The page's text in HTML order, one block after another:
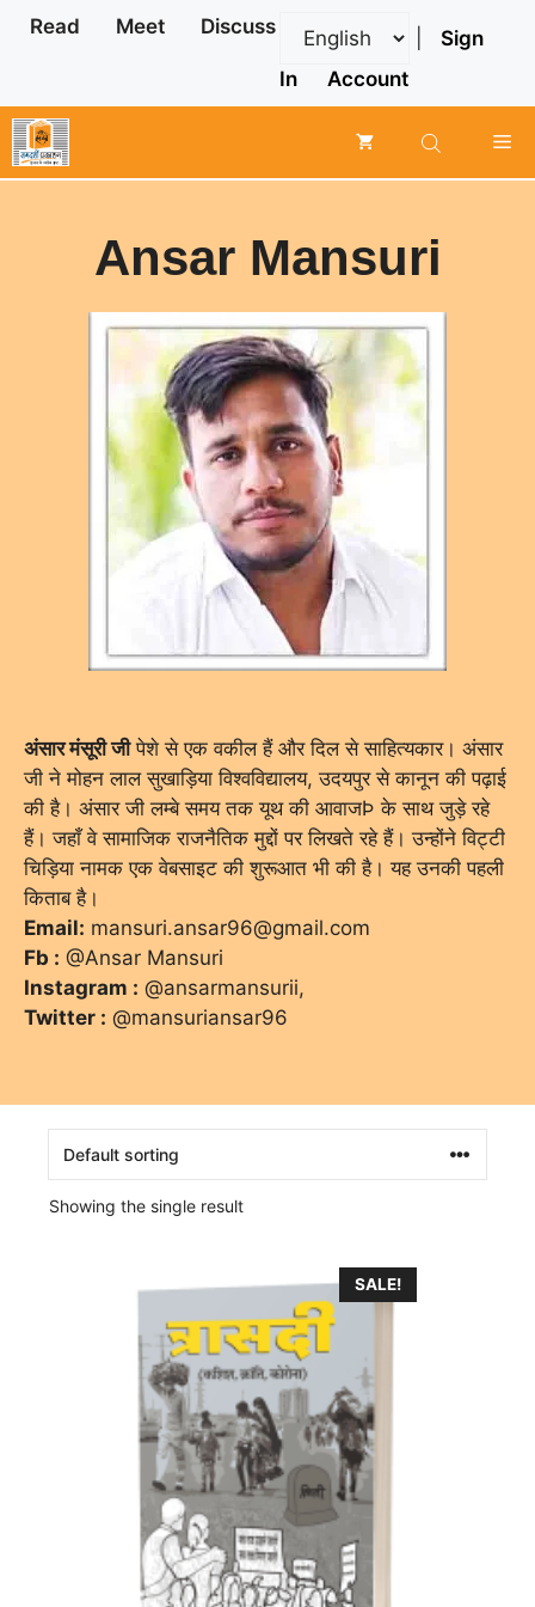
Skip
Read Meet Discuss
Sign
In
Account
Ansar Mansuri
अंसार मंसूरी जीपेशे से एक वकील हैं और दिल से साहित्यकार। अंसार
जी ने मोहन लाल सुखाड़िया विश्वविद्यालय, उदयपुर से कानून की पढ़ाई
की है। अंसार जी लम्बे समय तक यूथ की आवाजÞ के साथ जुड़े रहे
हैं। जहाँ वे सामाजिक राजनैतिक मुद्दों पर लिखते रहे हैं। उन्होंने विट्टी
चिड़िया नामक एक वेबसाइट की शुरूआत भी की है। यह उनकी पहली
किताब है।
Email: mansuri.ansar96@gmail.com
Fb : @Ansar Mansuri
Instagram : @ansarmansurii,
Twitter : @mansuriansar96
Showing the single result
SALE!